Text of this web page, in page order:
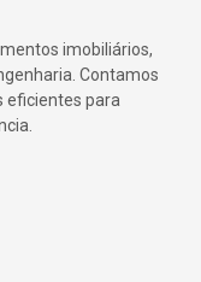
imobiliários,
Contamos
eficientes para